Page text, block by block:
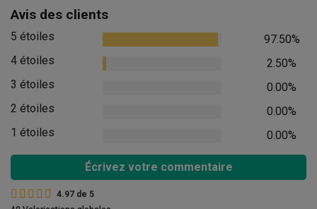
Avis des clients
5 étoiles
97.50%
4 étoiles
2.50%
3 étoiles
0.00%
2 étoiles
0.00%
1 étoiles
0.00%
Écrivez votre commentaire
4.97 de 5